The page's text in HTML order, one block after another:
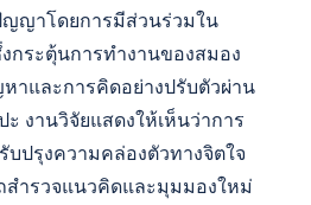
ญาโดยการมีส่วนร่วมใน
กระตุ้นการทำงานของสมอง
าและการคิดอย่างปรับตัวผ่าน
งานวิจัยแสดงให้เห็นว่าการ
ปรุงความคล่องตัวทางจิตใจ
สำรวจแนวคิดและมุมมองใหม่